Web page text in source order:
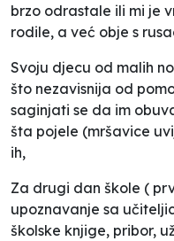
brzo odrastale ili mi je
rodile, a već obje s
Svoju djecu od malih
što nezavisnija od
saginjati se da im
šta pojele (mršavice
ih,
Za drugi dan škole (
upoznavanje sa
školske knjige, pribor,